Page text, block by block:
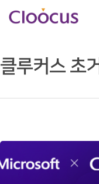
Hit enter to search or
클루커스 초